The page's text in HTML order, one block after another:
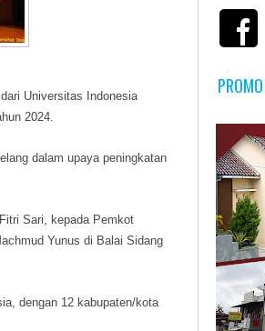
Universitas Indonesia
2024.
dalam upaya peningkatan
Sari, kepada Pemkot
Yunus di Balai Sidang
dengan 12 kabupaten/kota